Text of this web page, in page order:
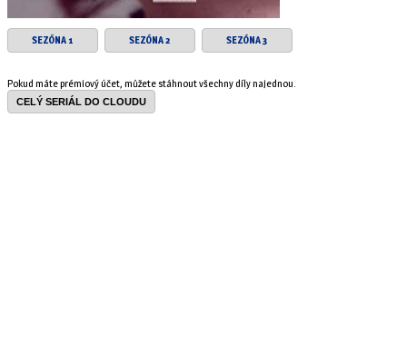
SEZÓNA 1 SEZÓNA 2 SEZÓNA 3
Pokud máte prémiový účet, můžete stáhnout všechny díly najednou.
CELÝ SERIÁL DO CLOUDU